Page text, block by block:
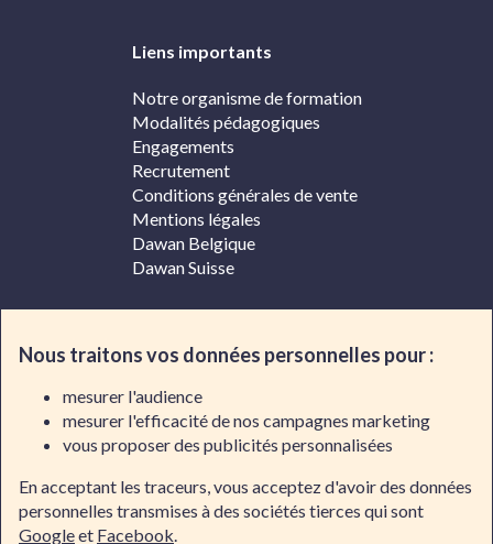
Liens importants
Notre organisme de formation
Modalités pédagogiques
Engagements
Recrutement
Conditions générales de vente
Mentions légales
Dawan Belgique
Dawan Suisse
02/318.50.01
Par e-mail
Nous traitons vos données personnelles pour :
mesurer l'audience
mesurer l'efficacité de nos campagnes marketing
vous proposer des publicités personnalisées
En acceptant les traceurs, vous acceptez d'avoir des données
personnelles transmises à des sociétés tierces qui sont
Googleet Facebook.